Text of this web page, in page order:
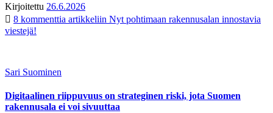
Kirjoitettu 26.6.2026
8 kommenttia artikkeliin Nyt pohtimaan rakennusalan innostavia
viestejä!
Sari Suominen
Digitaalinen riippuvuus on strateginen riski, jota Suomen
rakennusala ei voi sivuuttaa